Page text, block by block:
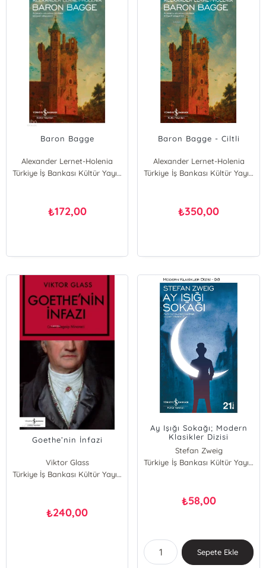
Baron Bagge
Alexander Lernet-Holenia
Türkiye İş Bankası Kültür Yayınları
₺172,00
Baron Bagge - Ciltli
Alexander Lernet-Holenia
Türkiye İş Bankası Kültür Yayınları
₺350,00
Goethe’nin İnfazi
Viktor Glass
Türkiye İş Bankası Kültür Yayınları
₺240,00
Ay Işığı Sokağı; Modern
Klasikler Dizisi
Stefan Zweig
Türkiye İş Bankası Kültür Yayınları
₺58,00
Sepete Ekle